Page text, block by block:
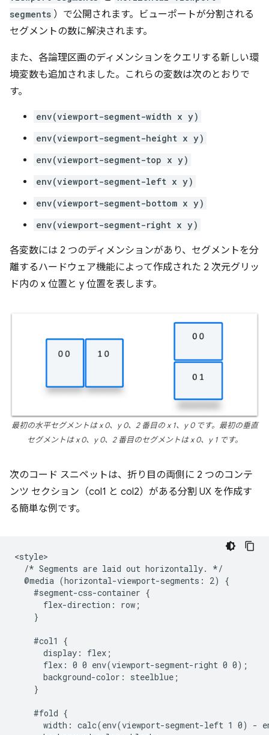
segments ）で公開されます。ビューポートが分割される
セグメントの数に解決されます。
また、各論理区画のディメンションをクエリする新しい環
境変数も追加されました。これらの変数は次のとおりで
す。
env(viewport-segment-width x y)
env(viewport-segment-height x y)
env(viewport-segment-top x y)
env(viewport-segment-left x y)
env(viewport-segment-bottom x y)
env(viewport-segment-right x y)
各変数には 2 つのディメンションがあり、セグメントを分
離するハードウェア機能によって作成された 2 次元グリッ
ド内の x 位置と y 位置を表します。
最初の水平セグメントは x 0、y 0、2 番目の x 1、y 0 です。最初の垂直
セグメントは x 0、y 0、2 番目のセグメントは x 0、y 1 です。
次のコード スニペットは、折り目の両側に 2 つのコンテ
ンツ セクション（col1 と col2）がある分割 UX を作成す
る簡単な例です。
<style>
  /* Segments are laid out horizontally. */
  @media (horizontal-viewport-segments: 2) {
    #segment-css-container {
      flex-direction: row;
    }
    #col1 {
      display: flex;
      flex: 0 0 env(viewport-segment-right 0 0);
      background-color: steelblue;
    }
    #fold {
width: calc(env(viewport-segment-left 1 0) -